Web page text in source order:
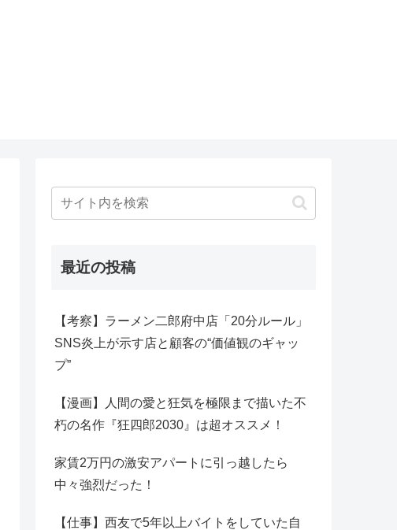
最近の投稿
【考察】ラーメン二郎府中店「20分ルール」
SNS炎上が示す店と顧客の“価値観のギャッ
プ”
【漫画】人間の愛と狂気を極限まで描いた不
朽の名作『狂四郎2030』は超オススメ！
家賃2万円の激安アパートに引っ越したら
中々強烈だった！
【仕事】西友で5年以上バイトをしていた自